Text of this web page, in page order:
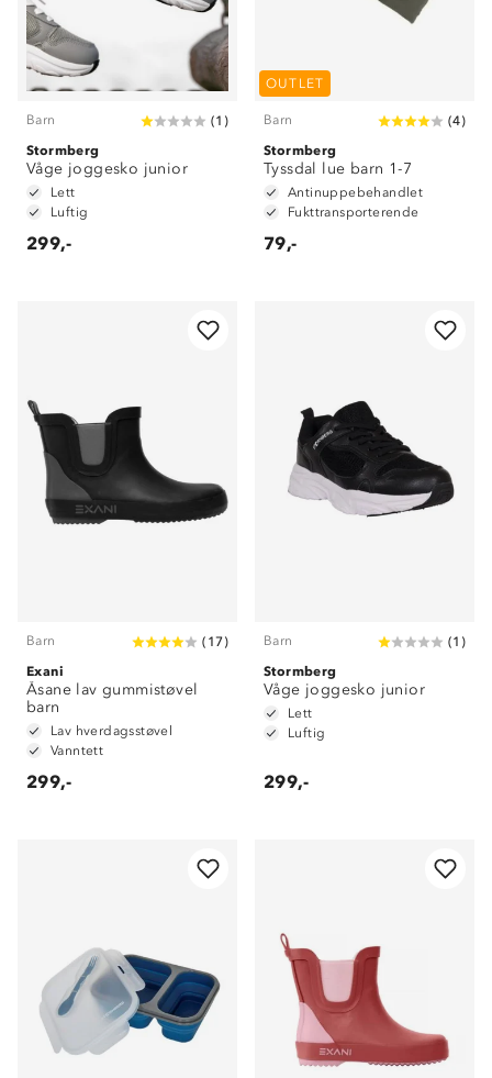
Barn (1 )
Stormberg
Våge joggesko junior
Lett
Luftig
299,-
OUTLET
Barn (4)
Stormberg
Tyssdal lue barn 1-7
Antinuppebehandlet
Fukttransporterende
79,-
Barn ( 17)
Exani
Åsane lav gummistøvel
barn
Lav hverdagsstøvel
Vanntett
299,-
Barn (1 )
Stormberg
Våge joggesko junior
Lett
Luftig
299,-